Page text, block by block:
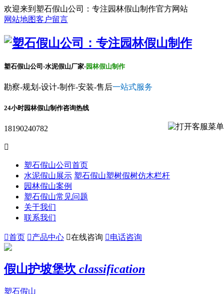
欢迎来到塑石假山公司：专注园林假山制作官方网站
网站地图客户留言
塑石假山公司-水泥假山厂家-园林假山制作
勘察-规划-设计-制作-安装-售后一站式服务
24小时园林假山制作咨询热线
18190240782

塑石假山公司首页
水泥假山展示 塑石假山塑树假树仿木栏杆
园林假山案例
塑石假山常见问题
关于我们
联系我们
首页 产品中心 在线咨询 电话咨询
假山护坡堡坎 classification
塑石假山